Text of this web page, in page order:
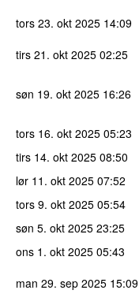
tors 23. okt 2025 14:09
tirs 21. okt 2025 02:25
søn 19. okt 2025 16:26
tors 16. okt 2025 05:23
tirs 14. okt 2025 08:50
lør 11. okt 2025 07:52
tors 9. okt 2025 05:54
søn 5. okt 2025 23:25
ons 1. okt 2025 05:43
man 29. sep 2025 15:09